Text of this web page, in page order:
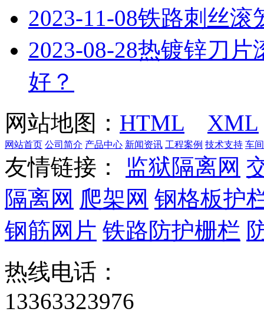
2023-11-08铁路刺丝滚
2023-08-28热镀锌刀片
好？
网站地图： HTML XML
网站首页 公司简介 产品中心 新闻资讯 工程案例 技术支持 车
友情链接： 监狱隔离网
隔离网 爬架网 钢格板护
钢筋网片 铁路防护栅栏
热线电话：
13363323976